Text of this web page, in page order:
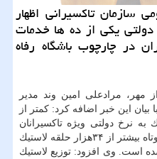
سازمان تاكسیرانی اظهار
یكی از ده ها خدمات
در چارچوب باشگاه رفاه
مرادعلی امین وند مدیر
بیان این خبر اضافه كرد: كمتر از
به نرخ دولتی ویژه تاكسیرانان
تهرانی می گذرد و در همین مدت كوتاه بیشتر از ۳۴هزار حلقه لاستیك
است. وی افزود: توزیع لاستیك